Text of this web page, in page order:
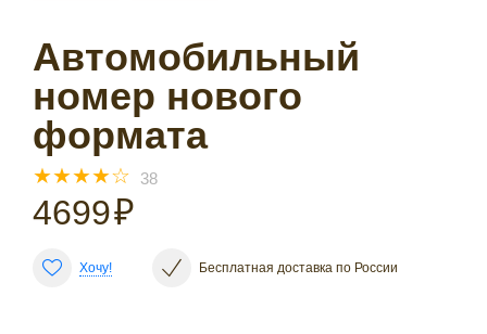
Автомобильный
номер нового
формата
☆
☆
☆
☆
☆ 38
4699₽
Хочу! Бесплатная доставка по России